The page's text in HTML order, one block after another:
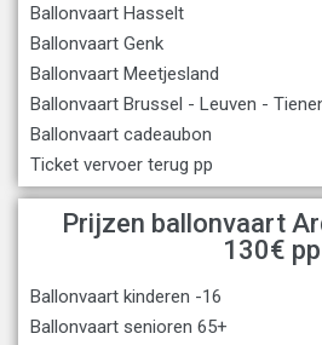
Ballonvaart Hasselt
Ballonvaart Genk
Ballonvaart Meetjesland
Ballonvaart Brussel - Leuven -
Ballonvaart cadeaubon
Ticket vervoer terug pp
Prijzen ballonvaart
130€ pp
Ballonvaart kinderen -16
Ballonvaart senioren 65+